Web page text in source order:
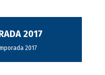
2017
2017